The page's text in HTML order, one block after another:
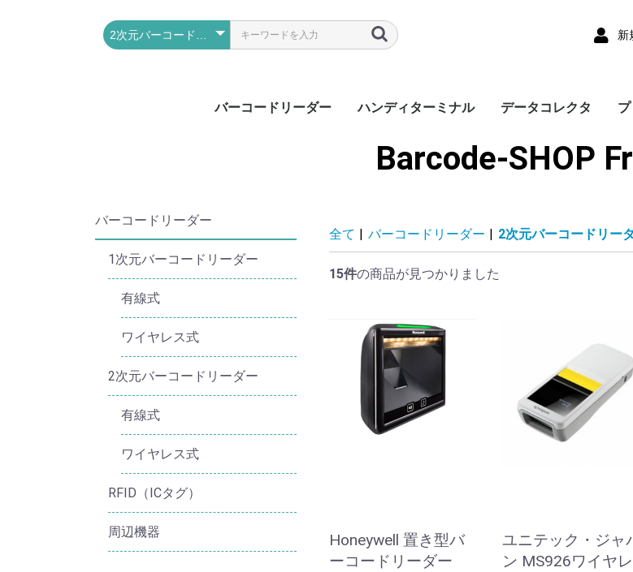
新
バーコードリーダー
有線式
ワイヤレス式
有線式
ワイヤレス式
ハンディターミナル
ハンディターミナル本
周辺機器
データコレクタ
1次元バーコード
2次元バーコード
周辺機器
Barcode-SHOP
バーコードリーダー
1次元バーコードリーダー
有線式
ワイヤレス式
2次元バーコードリーダー
有線式
ワイヤレス式
RFID（ICタグ）
周辺機器
全て | バーコードリーダー | 2次元バーコードリー
15件の商品が見つかりました
Honeywell 置き型バ
ーコードリーダー
ユニテック・ジャ
ン MS926ワイヤ